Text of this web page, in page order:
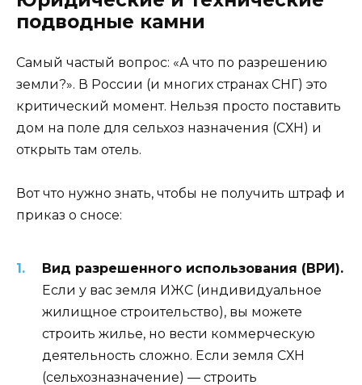
подводные камни
Самый частый вопрос: «А что по разрешению
земли?». В России (и многих странах СНГ) это
критический момент. Нельзя просто поставить
дом на поле для сельхоз назначения (СХН) и
открыть там отель.
Вот что нужно знать, чтобы не получить штраф и
приказ о сносе:
Вид разрешенного использования (ВРИ).
Если у вас земля ИЖС (индивидуальное
жилищное строительство), вы можете
строить жилье, но вести коммерческую
деятельность сложно. Если земля СХН
(сельхозназначение) — строить